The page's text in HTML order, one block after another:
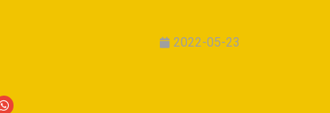
2022-05-23